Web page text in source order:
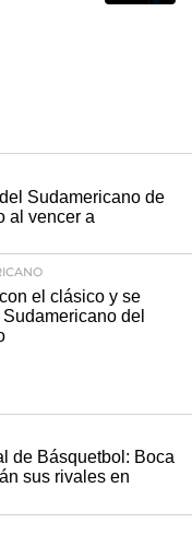
Sudamericano de
al vencer a
el clásico y se
del
de Básquetbol: Boca
sus rivales en